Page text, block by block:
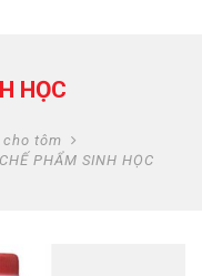
HỌC
cho tôm
CHẾ PHẨM SINH HỌC